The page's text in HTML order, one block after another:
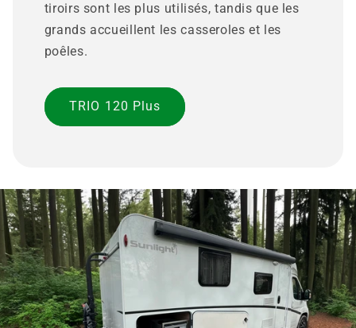
tiroirs sont les plus utilisés, tandis que les
grands accueillent les casseroles et les
poêles.
TRIO 120 Plus